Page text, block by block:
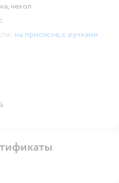
чехол
на присоске, с ручками